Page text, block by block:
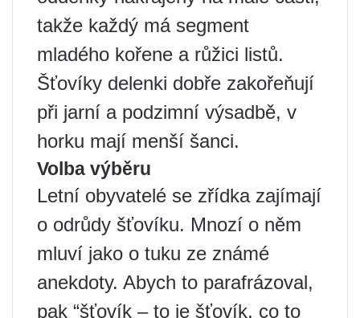
takže každý má segment
mladého kořene a růžici listů.
Šťovíky delenki dobře zakořeňují
při jarní a podzimní výsadbě, v
horku mají menší šanci.
Volba výběru
Letní obyvatelé se zřídka zajímají
o odrůdy šťovíku. Mnozí o něm
mluví jako o tuku ze známé
anekdoty. Abych to parafrázoval,
pak “šťovík – to je šťovík, co to